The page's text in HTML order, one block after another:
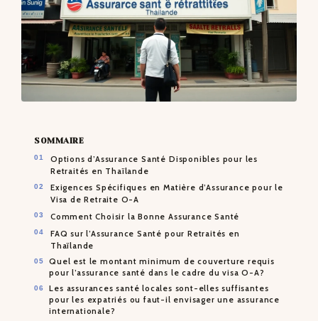
SOMMAIRE
Options d’Assurance Santé Disponibles pour les
Retraités en Thaïlande
Exigences Spécifiques en Matière d’Assurance pour le
Visa de Retraite O-A
Comment Choisir la Bonne Assurance Santé
FAQ sur l’Assurance Santé pour Retraités en
Thaïlande
Quel est le montant minimum de couverture requis
pour l’assurance santé dans le cadre du visa O-A?
Les assurances santé locales sont-elles suffisantes
pour les expatriés ou faut-il envisager une assurance
internationale?